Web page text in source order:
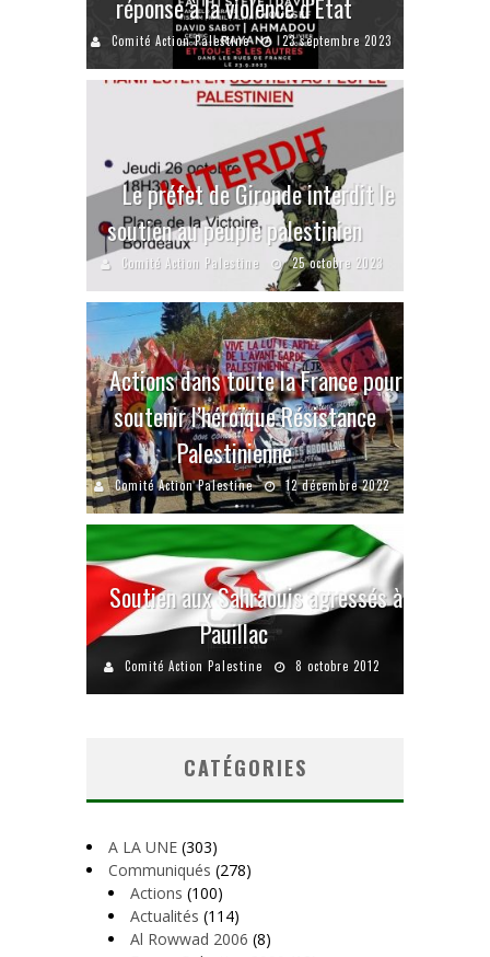
réponse à la violence d’Etat
Comité Action Palestine 23 septembre 2023
Le préfet de Gironde interdit le
soutien au peuple palestinien
Comité Action Palestine 25 octobre 2023
Actions dans toute la France pour
soutenir l’héroïque Résistance
Palestinienne
Comité Action Palestine 12 décembre 2022
Soutien aux Sahraouis agressés à
Pauillac
Comité Action Palestine 8 octobre 2012
CATÉGORIES
A LA UNE (303)
Communiqués (278)
Actions (100)
Actualités (114)
Al Rowwad 2006 (8)